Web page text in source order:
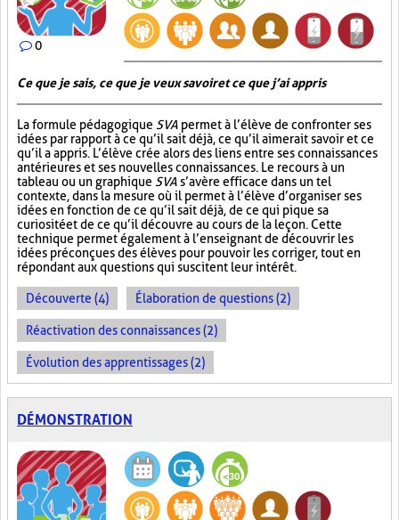
0
Ce que je sais, ce que je veux savoir et ce que j’ai appris
La formule pédagogique SVA permet à l’élève de confronter ses
idées par rapport à ce qu’il sait déjà, ce qu’il aimerait savoir et ce
qu’il a appris. L’élève crée alors des liens entre ses connaissances
antérieures et ses nouvelles connaissances. Le recours à un
tableau ou un graphique SVA s’avère efficace dans un tel
contexte, dans la mesure où il permet à l’élève d’organiser ses
idées en fonction de ce qu’il sait déjà, de ce qui pique sa
curiosité et de ce qu’il découvre au cours de la leçon. Cette
technique permet également à l’enseignant de découvrir les
idées préconçues des élèves pour pouvoir les corriger, tout en
répondant aux questions qui suscitent leur intérêt.
Découverte (4) Élaboration de questions (2)
Réactivation des connaissances (2)
Évolution des apprentissages (2)
DÉMONSTRATION